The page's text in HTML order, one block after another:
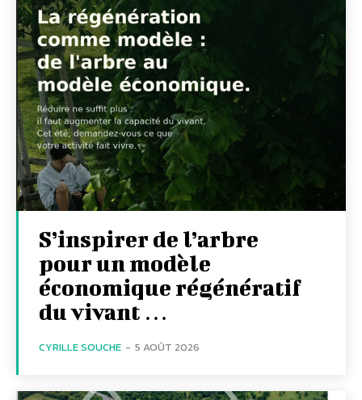
S’inspirer de l’arbre
pour un modèle
économique régénératif
du vivant …
CYRILLE SOUCHE - 5 AOÛT 2026